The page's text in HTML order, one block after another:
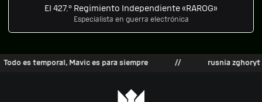
El 427.º Regimiento Independiente «RAROG»
Especialista en guerra electrónica
es temporal, Mavic es para siempre rusnia zghoryt